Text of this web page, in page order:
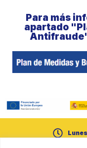
Para más
apartado